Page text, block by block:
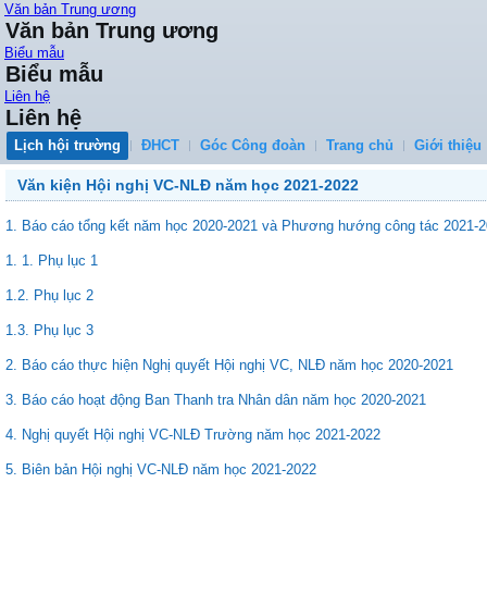
Văn bản Trung ương
Văn bản Trung ương
Biểu mẫu
Biểu mẫu
Liên hệ
Liên hệ
Lịch hội trường ĐHCT Góc Công đoàn Trang chủ Giới thiệu
Văn kiện Hội nghị VC-NLĐ năm học 2021-2022
1. Báo cáo tổng kết năm học 2020-2021 và Phương hướng công tác 2021-
1. 1. Phụ lục 1
1.2. Phụ lục 2
1.3. Phụ lục 3
2. Báo cáo thực hiện Nghị quyết Hội nghị VC, NLĐ năm học 2020-2021
3. Báo cáo hoạt động Ban Thanh tra Nhân dân năm học 2020-2021
4. Nghị quyết Hội nghị VC-NLĐ Trường năm học 2021-2022
5. Biên bản Hội nghị VC-NLĐ năm học 2021-2022